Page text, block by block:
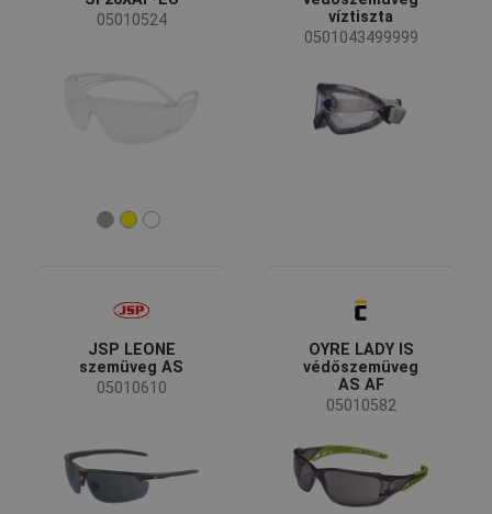
05010524
víztiszta
0501043499999
JSP LEONE
szemüveg AS
05010610
OYRE LADY IS
védőszemüveg
AS AF
05010582